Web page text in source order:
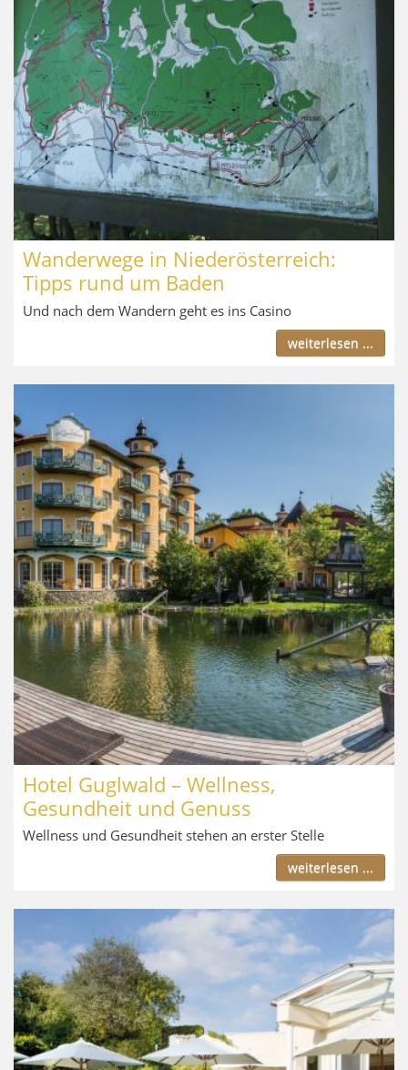
Wanderwege in Niederösterreich:
Tipps rund um Baden
Und nach dem Wandern geht es ins Casino
weiterlesen ...
Hotel Guglwald – Wellness,
Gesundheit und Genuss
Wellness und Gesundheit stehen an erster Stelle
weiterlesen ...